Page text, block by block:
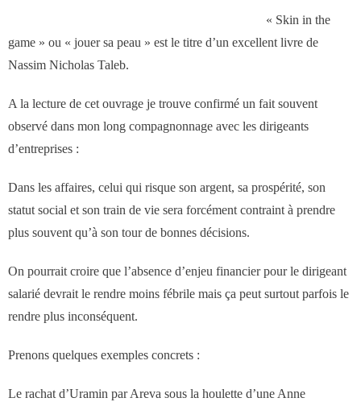
- Conseil en stratégie commerciale
- Conseil en développement des outils
de vente
- Ingénierie des ressources humaines
des réseaux de vente
Formation
- Formations aux techniques de vente
- Formations des managers
commerciaux
- Formations organisationnelles
« Skin in the
game » ou « jouer sa peau » est le titre d’un excellent livre de
Nassim Nicholas Taleb.
A la lecture de cet ouvrage je trouve confirmé un fait souvent
observé dans mon long compagnonnage avec les dirigeants
d’entreprises :
Dans les affaires, celui qui risque son argent, sa prospérité, son
statut social et son train de vie sera forcément contraint à prendre
plus souvent qu’à son tour de bonnes décisions.
On pourrait croire que l’absence d’enjeu financier pour le dirigeant
salarié devrait le rendre moins fébrile mais ça peut surtout parfois le
rendre plus inconséquent.
Prenons quelques exemples concrets :
Le rachat d’Uramin par Areva sous la houlette d’une Anne